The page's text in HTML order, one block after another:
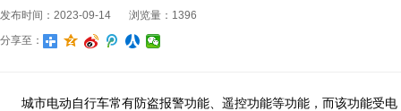
发布时间：2023-09-14
浏览量：1396
分享至：
城市电动自行车常有防盗报警功能、遥控功能等功能，而该功能受电